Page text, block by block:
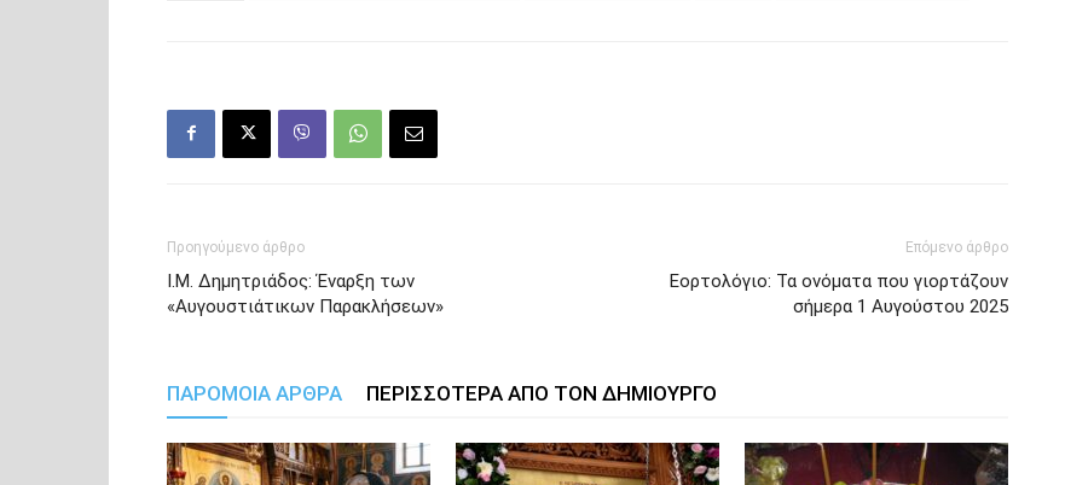
Προηγούμενο άρθρο
Ι.Μ. Δημητριάδος: Έναρξη των
«Αυγουστιάτικων Παρακλήσεων»
Επόμενο άρθρο
Εορτολόγιο: Τα ονόματα που γιορτάζουν
σήμερα 1 Αυγούστου 2025
ΠΑΡΟΜΟΙΑ ΑΡΘΡΑ ΠΕΡΙΣΣΟΤΕΡΑ ΑΠΟ ΤΟΝ ΔΗΜΙΟΥΡΓΟ